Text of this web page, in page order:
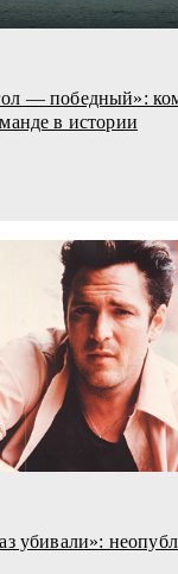
— победный»:
в истории
убивали»: